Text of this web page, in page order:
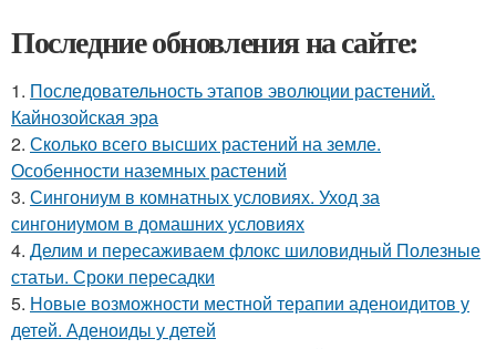
Последние обновления на сайте:
1. Последовательность этапов эволюции растений.
Кайнозойская эра
2. Сколько всего высших растений на земле.
Особенности наземных растений
3. Сингониум в комнатных условиях. Уход за
сингониумом в домашних условиях
4. Делим и пересаживаем флокс шиловидный Полезные
статьи. Сроки пересадки
5. Новые возможности местной терапии аденоидитов у
детей. Аденоиды у детей